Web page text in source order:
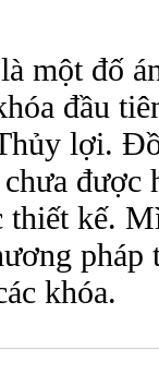
một đố
đầu
lợi.
chưa được
thiết kế.
pháp
khóa.